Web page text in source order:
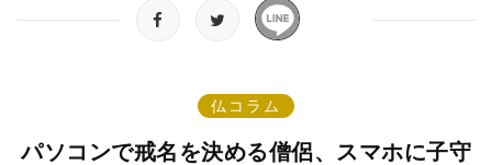
仏コラム
パソコンで戒名を決める僧侶、スマホに子守